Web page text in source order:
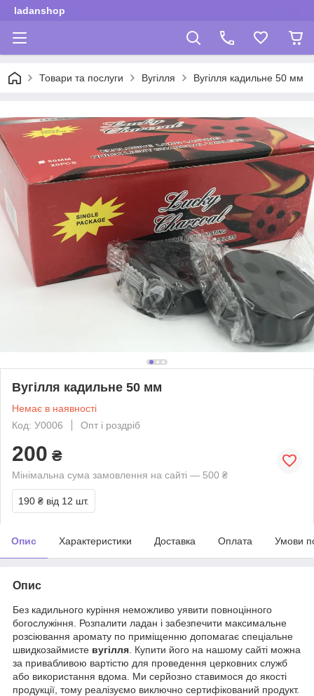
ladanshop
Товари та послуги Вугілля Вугілля кадильне 50 мм
Вугілля кадильне 50 мм
Немає в наявності
Код: У0006
Опт і роздріб
200 ₴
Мінімальна сума замовлення на сайті — 500 ₴
190 ₴ від 12 шт.
Опис Характеристики Доставка Оплата Умови
Опис
Без кадильного куріння неможливо уявити повноцінного
богослужіння. Розпалити ладан і забезпечити максимальне
розсіювання аромату по приміщенню допомагає спеціальне
швидкозаймисте вугілля . Купити його на нашому сайті можна
за привабливою вартістю для проведення церковних служб
або використання вдома. Ми серйозно ставимося до якості
продукції, тому реалізуємо виключно сертифікований продукт.